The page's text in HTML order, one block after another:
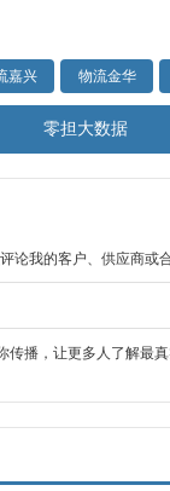
嘉兴 物流金华
零担大数据
论我的客户、供应商或
传播，让更多人了解最